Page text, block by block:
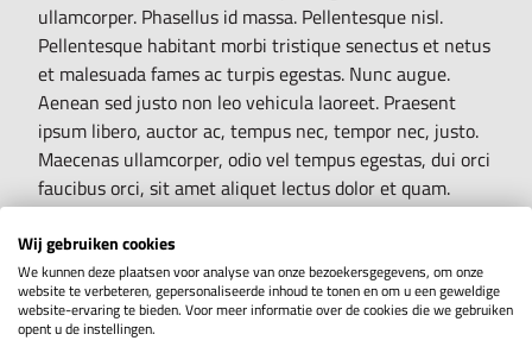
ullamcorper. Phasellus id massa. Pellentesque nisl.
Pellentesque habitant morbi tristique senectus et netus
et malesuada fames ac turpis egestas. Nunc augue.
Aenean sed justo non leo vehicula laoreet. Praesent
ipsum libero, auctor ac, tempus nec, tempor nec, justo.
Maecenas ullamcorper, odio vel tempus egestas, dui orci
faucibus orci, sit amet aliquet lectus dolor et quam.
Pellentesque consequat luctus purus. Nunc et risus.
Etiam a nibh. Phasellus dignissim metus eget nisi.
Vestibulum sapien dolor, aliquet nec, porta ac,
malesuada a, libero. Praesent feugiat purus eget est.
Nulla facilisi. Vestibulum tincidunt sapien eu velit.
Wij gebruiken cookies
We kunnen deze plaatsen voor analyse van onze bezoekersgegevens, om onze
website te verbeteren, gepersonaliseerde inhoud te tonen en om u een geweldige
website-ervaring te bieden. Voor meer informatie over de cookies die we gebruiken
opent u de instellingen.